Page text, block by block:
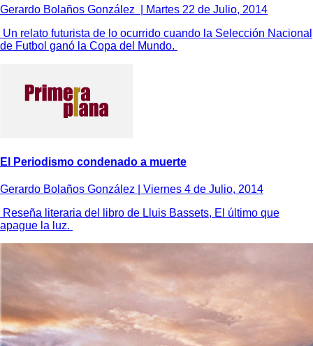
Gerardo Bolaños González |
Martes 22 de Julio, 2014
Un relato futurista de lo ocurrido cuando la Selección Nacional
de Futbol ganó la Copa del Mundo.
El Periodismo condenado a muerte
Gerardo Bolaños González | Viernes 4 de Julio, 2014
Reseña literaria del libro de Lluis Bassets, El último que
apague la luz.